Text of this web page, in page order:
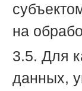
на
3.5. Для
данных,